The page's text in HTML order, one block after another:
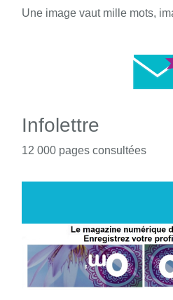
Une image vaut mille mots,
Infolettre
12 000 pages consultées